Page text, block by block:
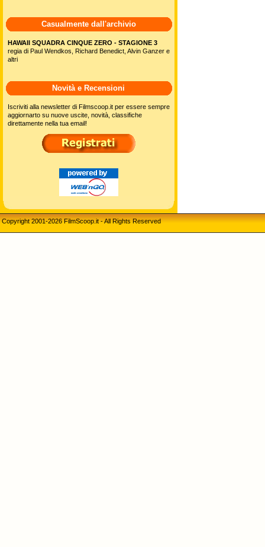
Casualmente dall'archivio
HAWAII SQUADRA CINQUE ZERO - STAGIONE 3
regia di Paul Wendkos, Richard Benedict, Alvin Ganzer e
altri
Novità e Recensioni
Iscriviti alla newsletter di Filmscoop.it per essere sempre
aggiornarto su nuove uscite, novità, classifiche
direttamente nella tua email!
Copyright 2001-2026 FilmScoop.it - All Rights Reserved